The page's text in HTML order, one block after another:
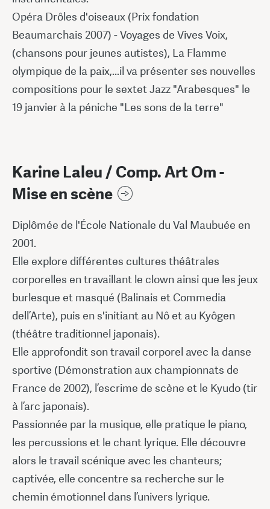
Opéra Drôles d'oiseaux (Prix fondation
Beaumarchais 2007) - Voyages de Vives Voix,
(chansons pour jeunes autistes), La Flamme
olympique de la paix,...il va présenter ses nouvelles
compositions pour le sextet Jazz "Arabesques" le
19 janvier à la péniche "Les sons de la terre"
Karine Laleu / Comp. Art Om -
Mise en scène
Diplômée de l'École Nationale du Val Maubuée en
2001.
Elle explore différentes cultures théâtrales
corporelles en travaillant le clown ainsi que les jeux
burlesque et masqué (Balinais et Commedia
dell’Arte), puis en s'initiant au Nô et au Kyôgen
(théâtre traditionnel japonais).
Elle approfondit son travail corporel avec la danse
sportive (Démonstration aux championnats de
France de 2002), l’escrime de scène et le Kyudo (tir
à l’arc japonais).
Passionnée par la musique, elle pratique le piano,
les percussions et le chant lyrique. Elle découvre
alors le travail scénique avec les chanteurs;
captivée, elle concentre sa recherche sur le
chemin émotionnel dans l’univers lyrique.